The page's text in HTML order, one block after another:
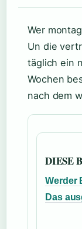
Wer
Un die
täglich ein
Wochen
nach dem
DIESE
Werder
Das